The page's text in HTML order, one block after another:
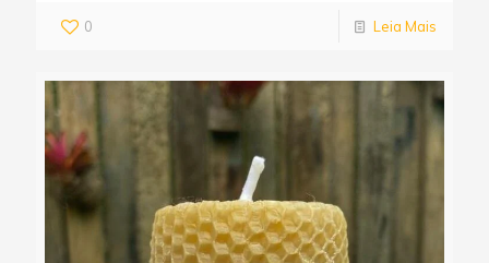
0 Leia Mais